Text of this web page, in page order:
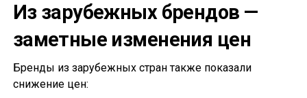
Из зарубежных брендов —
заметные изменения цен
Бренды из зарубежных стран также показали
снижение цен: